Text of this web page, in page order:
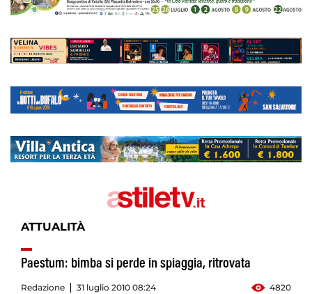
ATTUALITÀ
Paestum: bimba si perde in spiaggia, ritrovata
Redazione 31 luglio 2010 08:24 4820